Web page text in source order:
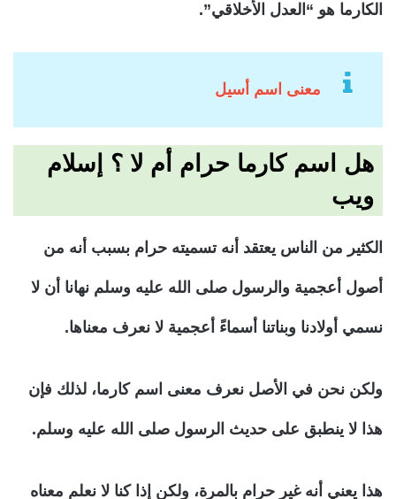
الكارما هو “العدل الأخلاقي”.
معنى اسم أسيل
هل اسم كارما حرام أم لا ؟ إسلام
ويب
الكثير من الناس يعتقد أنه تسميته حرام بسبب أنه من
أصول أعجمية والرسول صلى الله عليه وسلم نهانا أن لا
نسمي أولادنا وبناتنا أسماءً أعجمية لا نعرف معناها.
ولكن نحن في الأصل نعرف معنى اسم كارما، لذلك فإن
هذا لا ينطبق على حديث الرسول صلى الله عليه وسلم.
هذا يعني أنه غير حرام بالمرة، ولكن إذا كنا لا نعلم معناه